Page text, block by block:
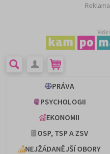
Reklama
PRÁVA
PSYCHOLOGII
EKONOMII
OSP, TSP A ZSV
NEJŽÁDANĚJŠÍ OBORY